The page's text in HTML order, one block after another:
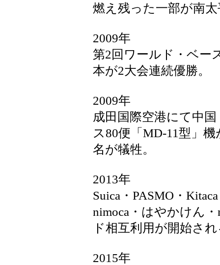
燃え残った一部が南
2009年
第2回ワールド・ベー
本が2大会連続優勝。
2009年
成田国際空港にて中
ス80便「MD-11型」
名が犠牲。
2013年
Suica・PASMO・
nimoca・はやかけん・
ド相互利用が開始さ
2015年